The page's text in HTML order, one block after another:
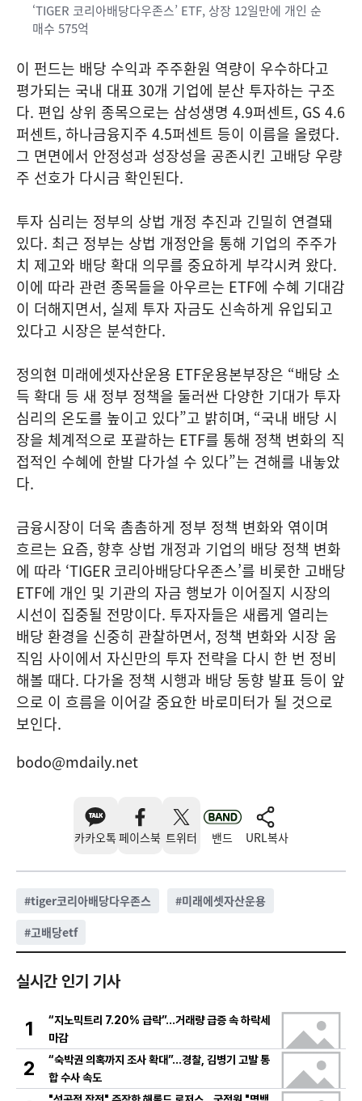
‘TIGER 코리아배당다우존스’ ETF, 상장 12일만에 개인 순
매수 575억
이 펀드는 배당 수익과 주주환원 역량이 우수하다고
평가되는 국내 대표 30개 기업에 분산 투자하는 구조
다. 편입 상위 종목으로는 삼성생명 4.9퍼센트, GS 4.6
퍼센트, 하나금융지주 4.5퍼센트 등이 이름을 올렸다.
그 면면에서 안정성과 성장성을 공존시킨 고배당 우량
주 선호가 다시금 확인된다.
투자 심리는 정부의 상법 개정 추진과 긴밀히 연결돼
있다. 최근 정부는 상법 개정안을 통해 기업의 주주가
치 제고와 배당 확대 의무를 중요하게 부각시켜 왔다.
이에 따라 관련 종목들을 아우르는 ETF에 수혜 기대감
이 더해지면서, 실제 투자 자금도 신속하게 유입되고
있다고 시장은 분석한다.
정의현 미래에셋자산운용 ETF운용본부장은 “배당 소
득 확대 등 새 정부 정책을 둘러싼 다양한 기대가 투자
심리의 온도를 높이고 있다”고 밝히며, “국내 배당 시
장을 체계적으로 포괄하는 ETF를 통해 정책 변화의 직
접적인 수혜에 한발 다가설 수 있다”는 견해를 내놓았
다.
금융시장이 더욱 촘촘하게 정부 정책 변화와 엮이며
흐르는 요즘, 향후 상법 개정과 기업의 배당 정책 변화
에 따라 ‘TIGER 코리아배당다우존스’를 비롯한 고배당
ETF에 개인 및 기관의 자금 행보가 이어질지 시장의
시선이 집중될 전망이다. 투자자들은 새롭게 열리는
배당 환경을 신중히 관찰하면서, 정책 변화와 시장 움
직임 사이에서 자신만의 투자 전략을 다시 한 번 정비
해볼 때다. 다가올 정책 시행과 배당 동향 발표 등이 앞
으로 이 흐름을 이어갈 중요한 바로미터가 될 것으로
보인다.
bodo@mdaily.net
카카오톡 페이스북 트위터 밴드 URL복사
#tiger코리아배당다우존스 #미래에셋자산운용
#고배당etf
실시간 인기 기사
1
“지노믹트리 7.20% 급락”…거래량 급증 속 하락세
마감
2
“숙박권 의혹까지 조사 확대”…경찰, 김병기 고발 통
합 수사 속도